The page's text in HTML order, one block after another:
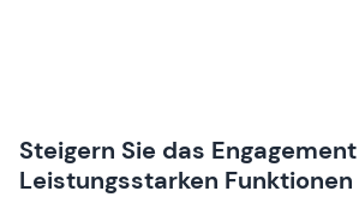
Steigern Sie das
Leistungsstarken Funktionen